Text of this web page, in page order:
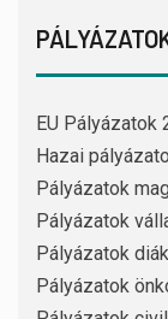
EU Pályázatok
Hazai
Pályázatok
Pályázatok
Pályázatok
Pályázatok